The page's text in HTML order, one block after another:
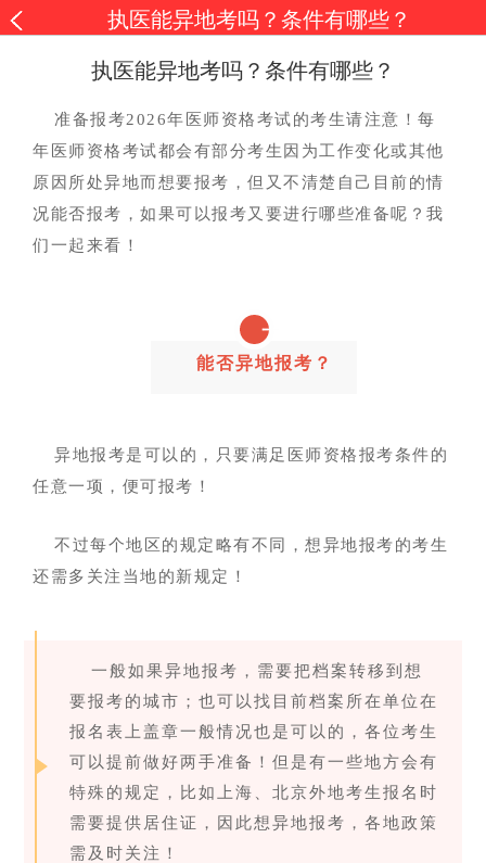
执医能异地考吗？条件有哪些？
执医能异地考吗？条件有哪些？
准备报考2026年医师资格考试的考生请注意！每
年医师资格考试都会有部分考生因为工作变化或其他
原因所处异地而想要报考，但又不清楚自己目前的情
况能否报考，如果可以报考又要进行哪些准备呢？我
们一起来看！
一
能否异地报考？
异地报考是可以的，只要满足医师资格报考条件的
任意一项，便可报考！
不过每个地区的规定略有不同，想异地报考的考生
还需多关注当地的新规定！
一般如果异地报考，需要把档案转移到想
要报考的城市；也可以找目前档案所在单位在
报名表上盖章一般情况也是可以的，各位考生
可以提前做好两手准备！但是有一些地方会有
特殊的规定，比如上海、北京外地考生报名时
需要提供居住证，因此想异地报考，各地政策
需及时关注！